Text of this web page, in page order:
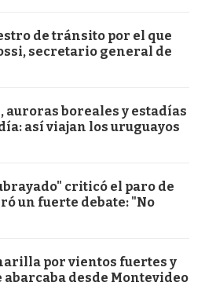
de tránsito por el que
secretario general de
auroras boreales y estadías
día: así viajan los uruguayos
criticó el paro de
un fuerte debate: "No
por vientos fuertes y
desde Montevideo